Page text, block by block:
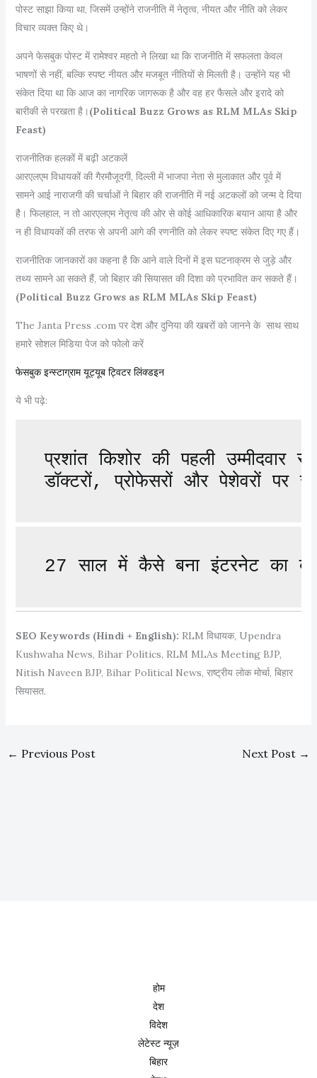
पोस्ट साझा किया था, जिसमें उन्होंने राजनीति में नेतृत्व, नीयत और नीति को लेकर
विचार व्यक्त किए थे।
अपने फेसबुक पोस्ट में रामेश्वर महतो ने लिखा था कि राजनीति में सफलता केवल
भाषणों से नहीं, बल्कि स्पष्ट नीयत और मजबूत नीतियों से मिलती है। उन्होंने यह भी
संकेत दिया था कि आज का नागरिक जागरूक है और वह हर फैसले और इरादे को
बारीकी से परखता है। (Political Buzz Grows as RLM MLAs Skip
Feast)
राजनीतिक हलकों में बढ़ी अटकलें
आरएलएम विधायकों की गैरमौजूदगी, दिल्ली में भाजपा नेता से मुलाकात और पूर्व में
सामने आई नाराजगी की चर्चाओं ने बिहार की राजनीति में नई अटकलों को जन्म दे दिया
है। फिलहाल, न तो आरएलएम नेतृत्व की ओर से कोई आधिकारिक बयान आया है और
न ही विधायकों की तरफ से अपनी आगे की रणनीति को लेकर स्पष्ट संकेत दिए गए हैं।
राजनीतिक जानकारों का कहना है कि आने वाले दिनों में इस घटनाक्रम से जुड़े और
तथ्य सामने आ सकते हैं, जो बिहार की सियासत की दिशा को प्रभावित कर सकते हैं।
(Political Buzz Grows as RLM MLAs Skip Feast)
The Janta Press .com पर देश और दुनिया की खबरों को जानने के साथ साथ
हमारे सोशल मिडिया पेज को फोलो करें
फेसबुक इन्स्टाग्राम यूट्यूब ट्विटर लिंक्डइन
ये भी पढ़े:
प्रशांत किशोर की पहली
डॉक्टरों, प्रोफेसरों और पेशेवरों पर
27 साल में कैसे बना इंटरनेट का
SEO Keywords (Hindi + English): RLM विधायक, Upendra
Kushwaha News, Bihar Politics, RLM MLAs Meeting BJP,
Nitish Naveen BJP, Bihar Political News, राष्ट्रीय लोक मोर्चा, बिहार
सियासत.
← Previous Post Next Post →
होम
देश
विदेश
लेटेस्ट न्यूज़
बिहार